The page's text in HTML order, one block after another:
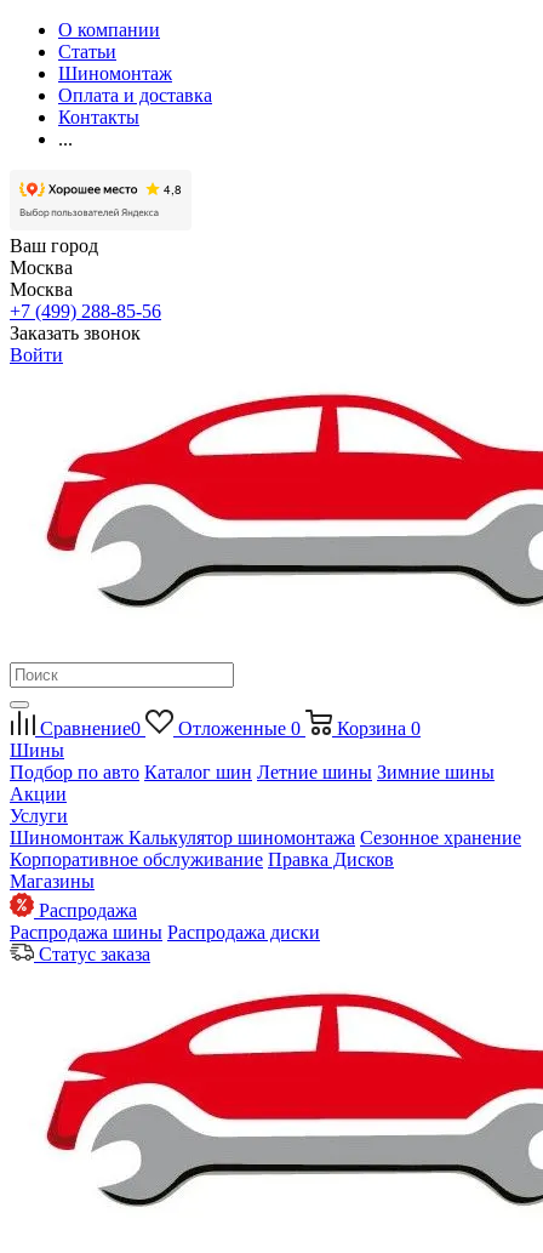
О компании
Статьи
Шиномонтаж
Оплата и доставка
Контакты
...
Ваш город
Москва
Москва
+7 (499) 288-85-56
Заказать звонок
Войти
Сравнение0 Отложенные 0 Корзина 0
Шины
Подбор по авто Каталог шин Летние шины Зимние шины
Акции
Услуги
Шиномонтаж Калькулятор шиномонтажа Сезонное хранение
Корпоративное обслуживание Правка Дисков
Магазины
Распродажа
Распродажа шины Распродажа диски
Статус заказа